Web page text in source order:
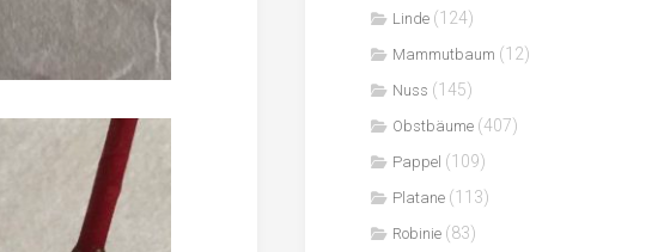
Linde (124)
Mammutbaum (12)
Nuss (145)
Obstbäume (407)
Pappel (109)
Platane (113)
Robinie (83)